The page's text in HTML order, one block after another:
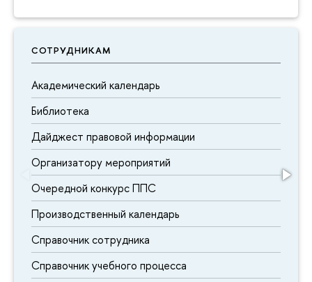
СОТРУДНИКАМ
Академический календарь
Библиотека
Дайджест правовой информации
Организатору мероприятий
Очередной конкурс ППС
Производственный календарь
Справочник сотрудника
Справочник учебного процесса